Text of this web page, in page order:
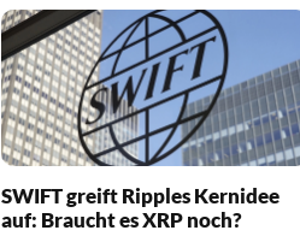
SWIFT greift Ripples Kernidee
auf: Braucht es XRP noch?